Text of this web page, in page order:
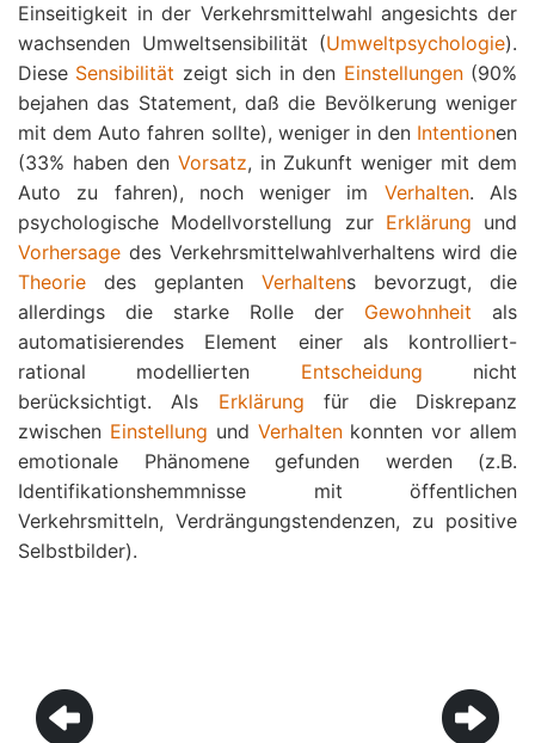
Einseitigkeit in der Verkehrsmittelwahl angesichts der
wachsenden Umweltsensibilität (Umweltpsychologie).
Diese Sensibilität zeigt sich in den Einstellungen(90%
bejahen das Statement, daß die Bevölkerung weniger
mit dem Auto fahren sollte), weniger in den Intentionen
(33% haben den Vorsatz, in Zukunft weniger mit dem
Auto zu fahren), noch weniger im Verhalten. Als
psychologische Modellvorstellung zur Erklärung und
Vorhersage des Verkehrsmittelwahlverhaltens wird die
Theorie des geplanten Verhaltens bevorzugt, die
allerdings die starke Rolle der Gewohnheit als
automatisierendes Element einer als kontrolliert-
rational modellierten Entscheidung nicht
berücksichtigt. Als Erklärung für die Diskrepanz
zwischen Einstellung und Verhaltenkonnten vor allem
emotionale Phänomene gefunden werden (z.B.
Identifikationshemmnisse mit öffentlichen
Verkehrsmitteln, Verdrängungstendenzen, zu positive
Selbstbilder).